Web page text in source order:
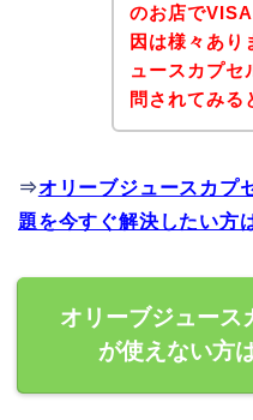
のお店で
因は様々あり
ュースカプセ
問されてみる
⇒オリーブジュースカプ
題を今すぐ解決したい方
オリーブジュース
が使えない方